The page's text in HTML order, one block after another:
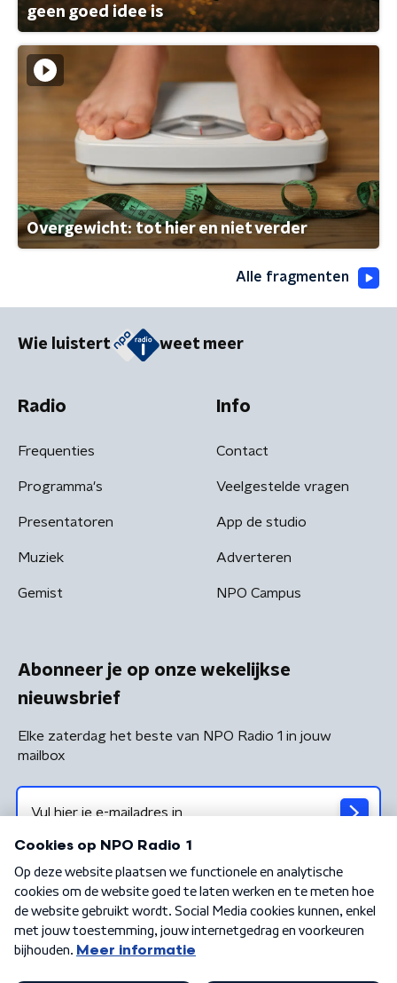
geen goed idee is
Overgewicht: tot hier en niet verder
Alle fragmenten
Wie luistert weet meer
Radio
Frequenties
Programma's
Presentatoren
Muziek
Gemist
Info
Contact
Veelgestelde vragen
App de studio
Adverteren
NPO Campus
Abonneer je op onze wekelijkse
nieuwsbrief
Elke zaterdag het beste van NPO Radio 1 in jouw
mailbox
Algemene voorwaarden